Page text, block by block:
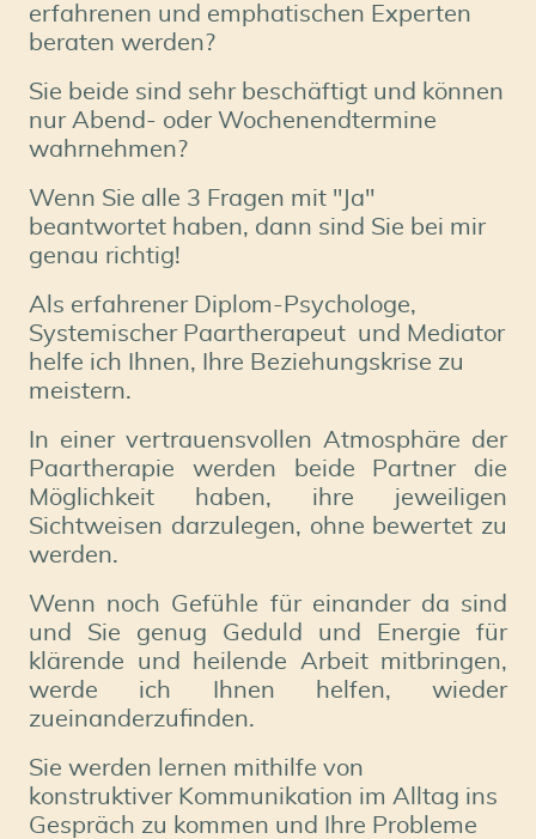
erfahrenen und emphatischen Experten
beraten werden?
Sie beide sind sehr beschäftigt und können
nur Abend- oder Wochenendtermine
wahrnehmen?
Wenn Sie alle 3 Fragen mit "Ja"
beantwortet haben, dann sind Sie bei mir
genau richtig!
Als erfahrener Diplom-Psychologe,
Systemischer Paartherapeut und Mediator
helfe ich Ihnen, Ihre Beziehungskrise zu
meistern.
In einer vertrauensvollen Atmosphäre der
Paartherapie werden beide Partner die
Möglichkeit haben, ihre jeweiligen
Sichtweisen darzulegen, ohne bewertet zu
werden.
Wenn noch Gefühle für einander da sind
und Sie genug Geduld und Energie für
klärende und heilende Arbeit mitbringen,
werde ich Ihnen helfen, wieder
zueinanderzufinden.
Sie werden lernen mithilfe von
konstruktiver Kommunikation im Alltag ins
Gespräch zu kommen und Ihre Probleme